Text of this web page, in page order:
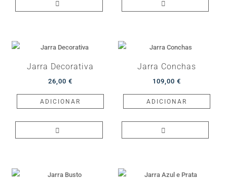
options
the
product
Jarra Decorativa
26,00€
ADICIONAR
Jarra Conchas
109,00 €
ADICIONAR